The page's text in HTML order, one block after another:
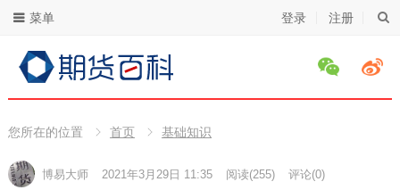
登录 注册
菜单
您所在的位置 首页 基础知识
博易大师 2021年3月29日 11:35 阅读(255) 评论(0)